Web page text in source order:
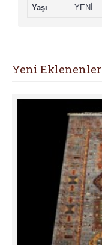
Yaşı YENİ
Yeni Eklenenler